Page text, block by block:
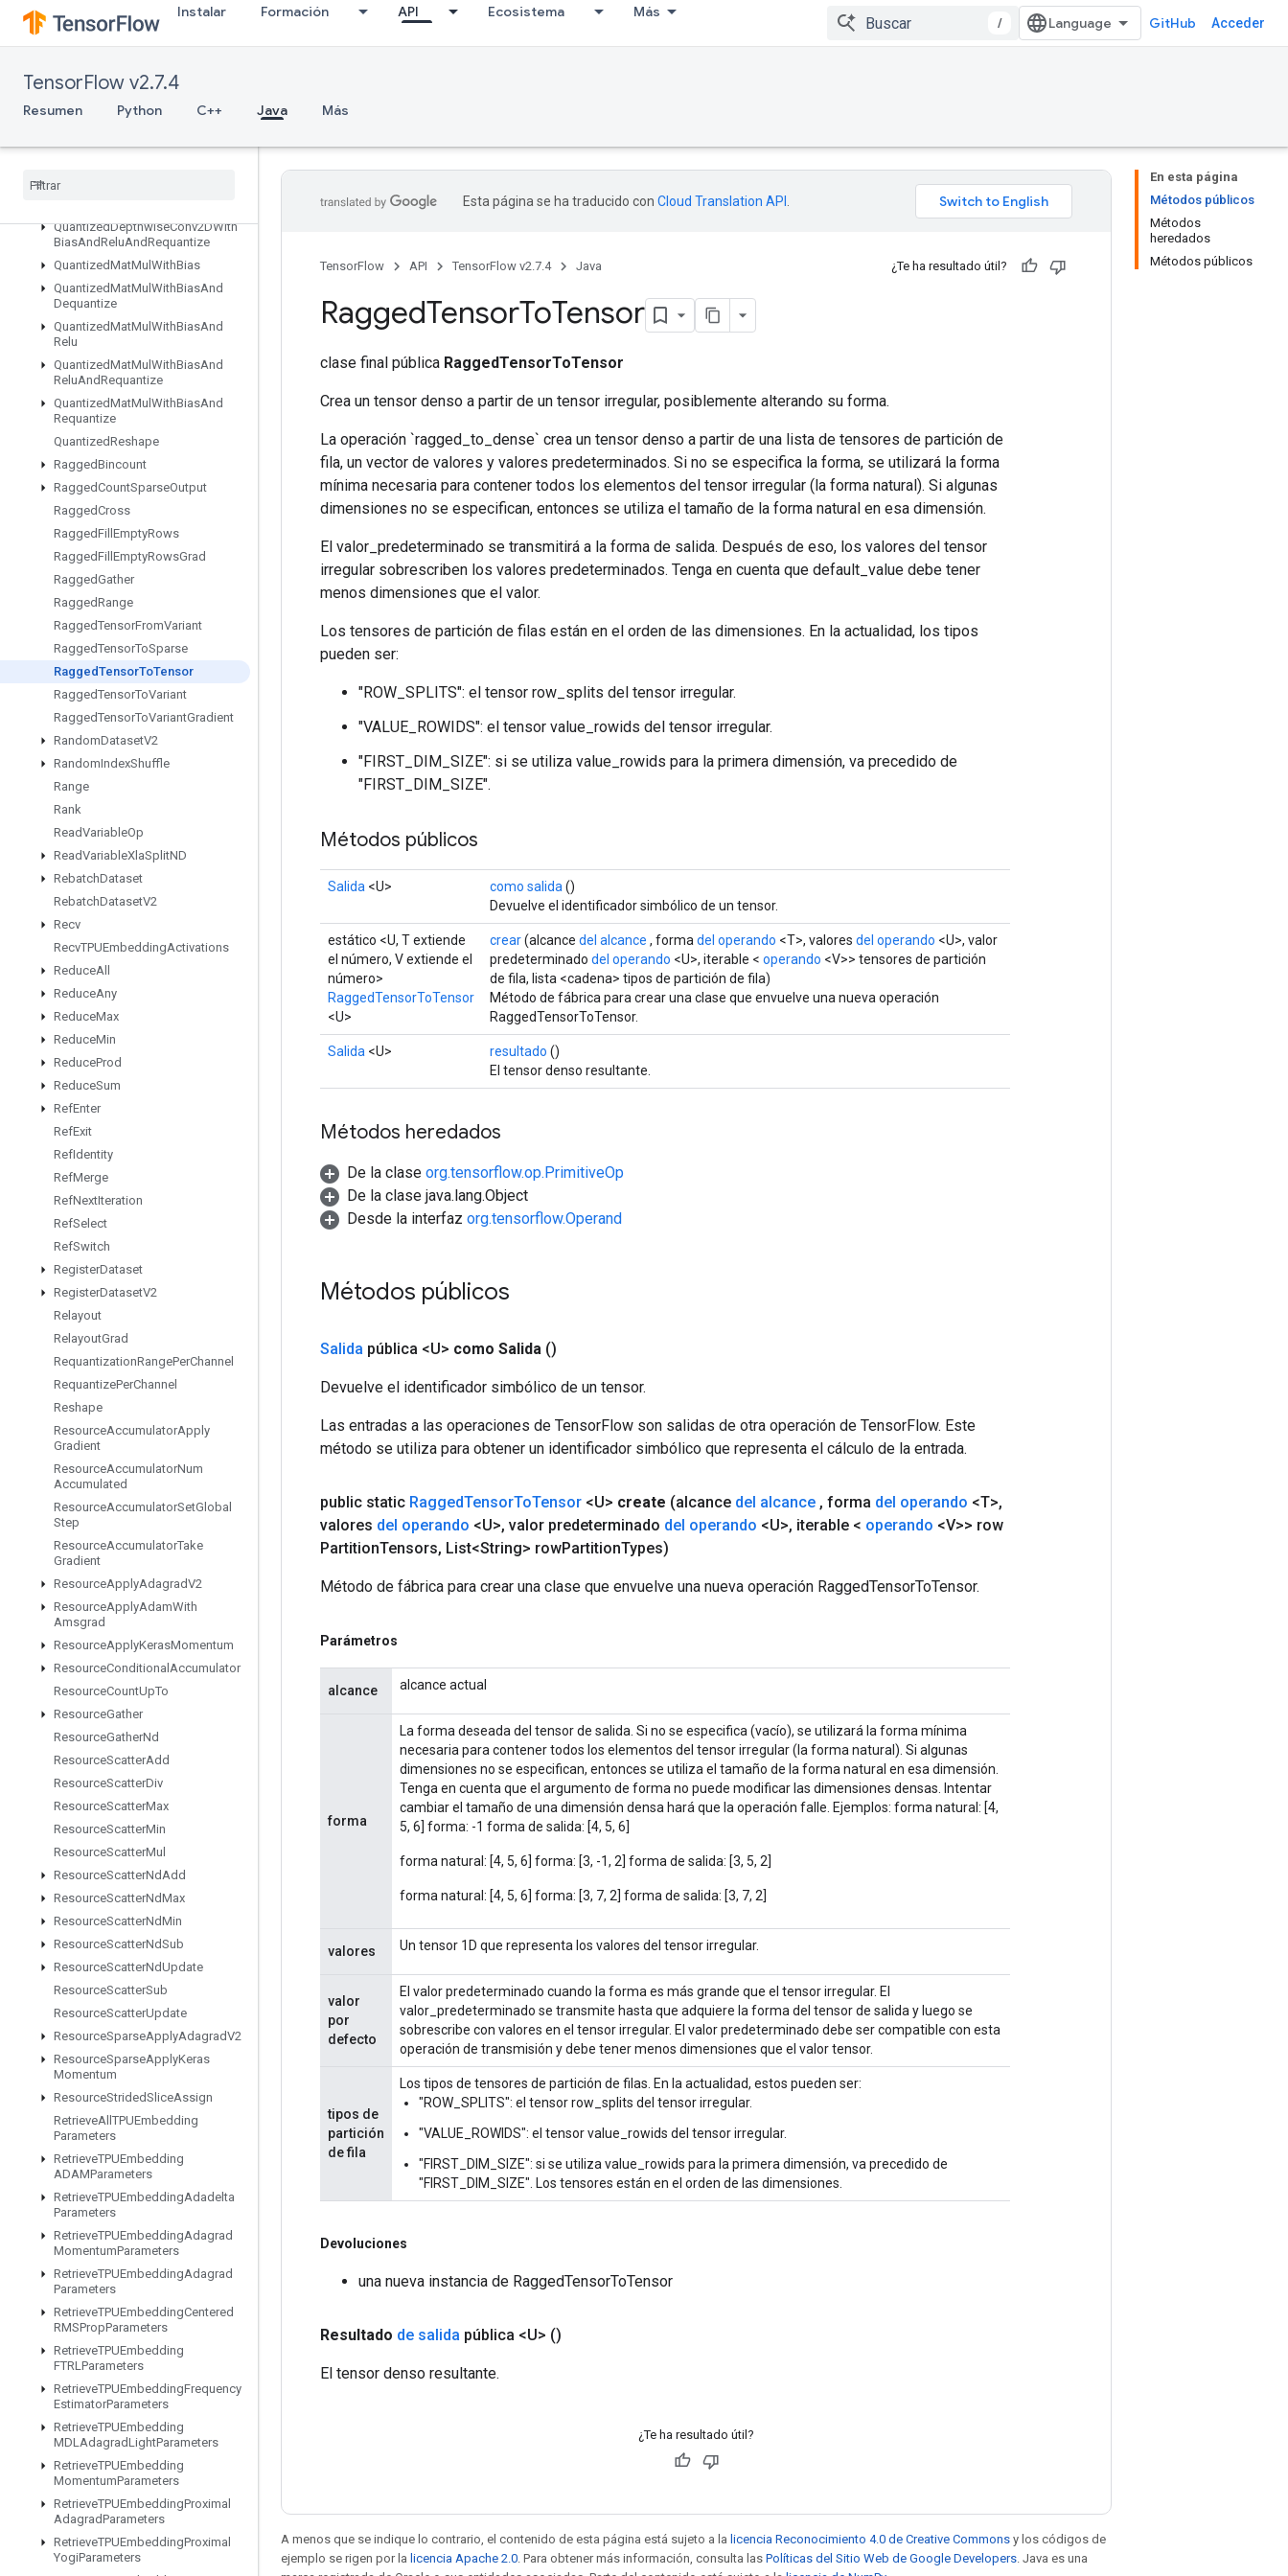
Instalar Formación API Ecosistema Más
/ GitHub Acceder
TensorFlow v2.7.4
Resumen Python C++ Java Más
QuantizedConv2DWithBiasAndReluAndRequantize
QuantizedConv2DWithBiasAndRequantize
QuantizedConv2DWithBiasSumAndRelu
QuantizedConv2DWithBiasSumAndReluAndRequantize
QuantizedDepthwiseConv2DWith
Quantized
QuantizedDepthwiseConv2DWith
BiasAndReluAndRequantize
QuantizedMatMul WithBias
QuantizedMatMul WithBiasAnd
Dequantize
QuantizedMatMul WithBiasAnd
Relu
QuantizedMatMul WithBiasAnd
ReluAndRequantize
QuantizedMatMul WithBiasAnd
Requantize
QuantizedReshape
RaggedBincount
RaggedCountSparseOutput
RaggedCross
RaggedFill EmptyRows
RaggedFill EmptyRowsGrad
RaggedGather
RaggedRange
RaggedTensorFromVariant
RaggedTensorToSparse
RaggedTensorToTensor
RaggedTensorToVariant
RaggedTensorToVariantGradient
RandomDatasetV2
RandomIndexShuffle
Range
Rank
ReadVariableOp
ReadVariableXlaSplitND
RebatchDataset
RebatchDatasetV2
Recv
RecvTPUEmbeddingActivations
ReduceAll
ReduceAny
ReduceMax
ReduceMin
ReduceProd
ReduceSum
RefEnter
RefExit
RefIdentity
RefMerge
RefNextIteration
RefSelect
RefSwitch
RegisterDataset
RegisterDatasetV2
Relayout
RelayoutGrad
RequantizationRangePerChannel
RequantizePerChannel
Reshape
ResourceAccumulatorApply
Gradient
ResourceAccumulatorNum
Accumulated
ResourceAccumulatorSetGlobal
Step
ResourceAccumulatorTake
Gradient
ResourceApplyAdagradV2
ResourceApplyAdamWith
Amsgrad
ResourceApplyKerasMomentum
ResourceConditional Accumulator
ResourceCountUpTo
ResourceGather
ResourceGatherNd
ResourceScatterAdd
ResourceScatterDiv
ResourceScatterMax
ResourceScatterMin
ResourceScatterMul
ResourceScatterNdAdd
ResourceScatterNdMax
ResourceScatterNdMin
ResourceScatterNdSub
ResourceScatterNdUpdate
ResourceScatterSub
ResourceScatterUpdate
ResourceSparseApplyAdagradV2
ResourceSparseApplyKeras
Momentum
ResourceStridedSliceAssign
RetrieveAll TPUEmbedding
Parameters
RetrieveTPUEmbedding
ADAMParameters
RetrieveTPUEmbeddingAdadelta
Parameters
RetrieveTPUEmbeddingAdagrad
MomentumParameters
RetrieveTPUEmbeddingAdagrad
Parameters
RetrieveTPUEmbeddingCentered
RMSPropParameters
RetrieveTPUEmbedding
FTRLParameters
RetrieveTPUEmbeddingFrequency
EstimatorParameters
RetrieveTPUEmbedding
MDLAdagradLightParameters
RetrieveTPUEmbedding
MomentumParameters
RetrieveTPUEmbeddingProximal
AdagradParameters
RetrieveTPUEmbeddingProximal
YogiParameters
En esta página
Métodos públicos
Métodos
heredados
Métodos públicos
Esta página se ha traducido con Cloud Translation API
TensorFlow API TensorFlow v2.7.4 Java ¿Te ha resultado útil?
RaggedTensorToTensor
clase final pública RaggedTensorToTensor
Crea un tensor denso a partir de un tensor irregular, posiblemente alterando su forma.
La operación `ragged_to_dense` crea un tensor denso a partir de una lista de tensores de partición de
fila, un vector de valores y valores predeterminados. Si no se especifica la forma, se utilizará la forma
mínima necesaria para contener todos los elementos del tensor irregular (la forma natural). Si algunas
dimensiones no se especifican, entonces se utiliza el tamaño de la forma natural en esa dimensión.
El valor_predeterminado se transmitirá a la forma de salida. Después de eso, los valores del tensor
irregular sobrescriben los valores predeterminados. Tenga en cuenta que default_value debe tener
menos dimensiones que el valor.
Los tensores de partición de filas están en el orden de las dimensiones. En la actualidad, los tipos
pueden ser:
"ROW_SPLITS": el tensor row_splits del tensor irregular.
"VALUE_ROWIDS": el tensor value_rowids del tensor irregular.
"FIRST_DIM_SIZE": si se utiliza value_rowids para la primera dimensión, va precedido de
"FIRST_DIM_SIZE".
Métodos públicos
Salida <U> como salida ()
Devuelve el identificador simbólico de un tensor.
estático <U, T extiende
el número, V extiende el
número>
RaggedTensorToTensor
<U>
crear(alcance del alcance , forma del operando <T>, valores del operando <U>, valor
predeterminado del operando <U>, iterable < operando <V>> tensores de partición
de fila, lista <cadena> tipos de partición de fila)
Método de fábrica para crear una clase que envuelve una nueva operación
RaggedTensorToTensor.
Salida <U> resultado ()
El tensor denso resultante.
Métodos heredados
De la clase org.tensorflow.op.PrimitiveOp
De la clase java.lang.Object
Desde la interfaz org.tensorflow.Operand
Métodos públicos
Salida pública <U> como Salida ()
Devuelve el identificador simbólico de un tensor.
Las entradas a las operaciones de TensorFlow son salidas de otra operación de TensorFlow. Este
método se utiliza para obtener un identificador simbólico que representa el cálculo de la entrada.
public static RaggedTensorToTensor <U> create (alcance del alcance , forma del operando <T>,
valores del operando <U>, valor predeterminado del operando <U>, iterable < operando <V>> row
PartitionTensors, List<String> rowPartitionTypes)
Método de fábrica para crear una clase que envuelve una nueva operación RaggedTensorToTensor.
Parámetros
alcance alcance actual
forma
La forma deseada del tensor de salida. Si no se especifica (vacío), se utilizará la forma mínima
necesaria para contener todos los elementos del tensor irregular (la forma natural). Si algunas
dimensiones no se especifican, entonces se utiliza el tamaño de la forma natural en esa dimensión.
Tenga en cuenta que el argumento de forma no puede modificar las dimensiones densas. Intentar
cambiar el tamaño de una dimensión densa hará que la operación falle. Ejemplos: forma natural: [4,
5, 6] forma: -1 forma de salida: [4, 5, 6]
forma natural: [4, 5, 6] forma: [3, -1, 2] forma de salida: [3, 5, 2]
forma natural: [4, 5, 6] forma: [3, 7, 2] forma de salida: [3, 7, 2]
valores Un tensor 1D que representa los valores del tensor irregular.
valor
por
defecto
El valor predeterminado cuando la forma es más grande que el tensor irregular. El
valor_predeterminado se transmite hasta que adquiere la forma del tensor de salida y luego se
sobrescribe con valores en el tensor irregular. El valor predeterminado debe ser compatible con esta
operación de transmisión y debe tener menos dimensiones que el valor tensor.
tipos de
partición
de fila
Los tipos de tensores de partición de filas. En la actualidad, estos pueden ser:
"ROW_SPLITS": el tensor row_splits del tensor irregular.
"VALUE_ROWIDS": el tensor value_rowids del tensor irregular.
"FIRST_DIM_SIZE": si se utiliza value_rowids para la primera dimensión, va precedido de
"FIRST_DIM_SIZE". Los tensores están en el orden de las dimensiones.
Devoluciones
una nueva instancia de RaggedTensorToTensor
Resultado de salida pública <U> ()
El tensor denso resultante.
¿Te ha resultado útil?
A menos que se indique lo contrario, el contenido de esta página está sujeto a la licencia Reconocimiento 4.0 de Creative Commons y los códigos de
ejemplo se rigen por la licencia Apache 2.0 . Para obtener más información, consulta las Políticas del Sitio Web de Google Developers . Java es una